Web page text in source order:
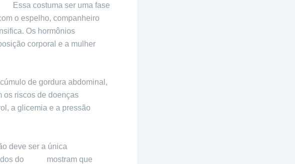
Essa costuma ser uma fase
o espelho, companheiro
Os hormônios
corporal e a mulher
de gordura abdominal,
os riscos de doenças
a glicemia e a pressão
deve ser a única
do
mostram que